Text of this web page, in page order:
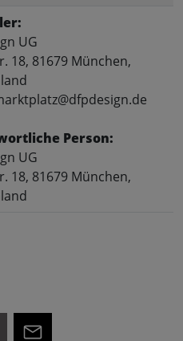
UG
18, 81679 München,
Person:
UG
18, 81679 München,